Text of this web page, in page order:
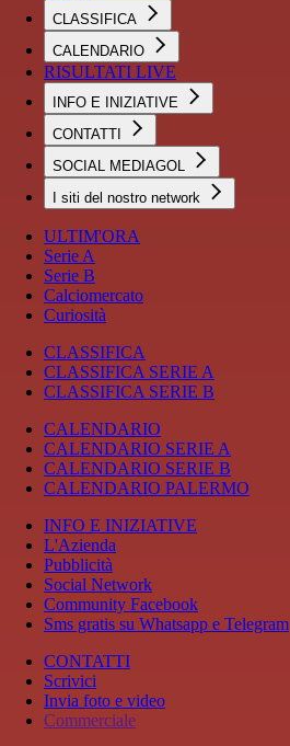
CLASSIFICA
CALENDARIO
RISULTATI LIVE
INFO E INIZIATIVE
CONTATTI
SOCIAL MEDIAGOL
I siti del nostro network
ULTIM'ORA
Serie A
Serie B
Calciomercato
Curiosità
CLASSIFICA
CLASSIFICA SERIE A
CLASSIFICA SERIE B
CALENDARIO
CALENDARIO SERIE A
CALENDARIO SERIE B
CALENDARIO PALERMO
INFO E INIZIATIVE
L'Azienda
Pubblicità
Social Network
Community Facebook
Sms gratis su Whatsapp e Telegram
CONTATTI
Scrivici
Invia foto e video
Commerciale